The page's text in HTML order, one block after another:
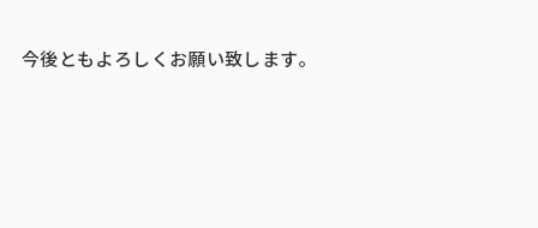
今後ともよろしくお願い致します。